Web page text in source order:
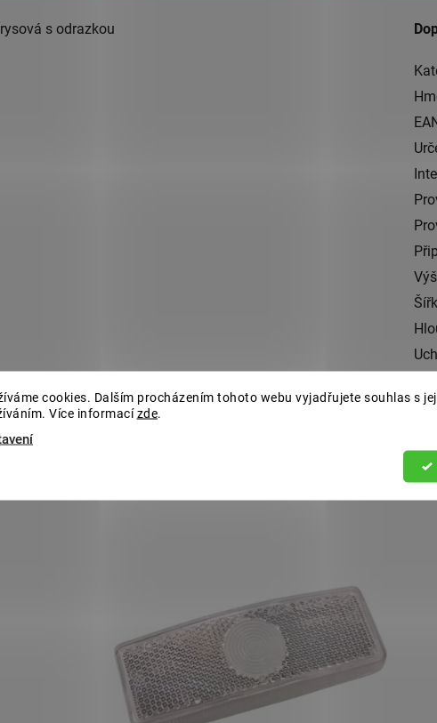
cookies. Dalším procházením tohoto webu vyjadřujete souhlas s
Více informacízde
s odrazkou